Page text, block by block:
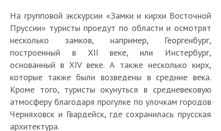
На групповой экскурсии «Замки и кирхи Восточной
Пруссии» туристы проедут по области и осмотрят
несколько замков, например, Георгенбург,
построенный в XII веке, или Инстербург,
основанный в XIV веке. А также несколько кирх,
которые также были возведены в средние века.
Кроме того, туристы окунуться в средневековую
атмосферу благодаря прогулке по улочкам городов
Черняховск и Гвардейск, где сохранилась прусская
архитектура.